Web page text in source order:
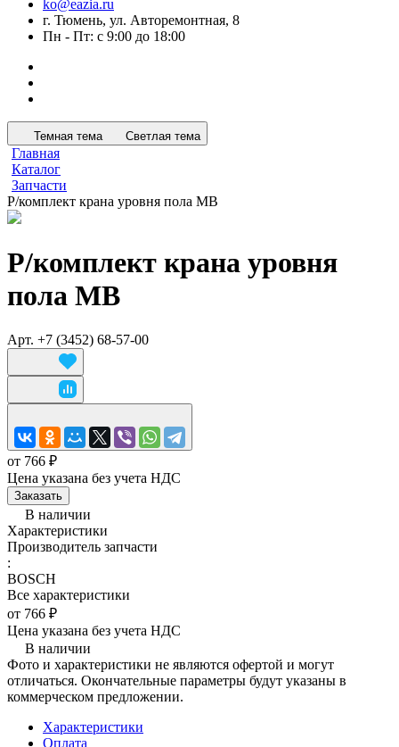
ko@eazia.ru
г. Тюмень, ул. Авторемонтная, 8
Пн - Пт: с 9:00 до 18:00
Темная тема Светлая тема
Главная
Каталог
Запчасти
Р/комплект крана уровня пола МВ
Р/комплект крана уровня
пола МВ
Арт. +7 (3452) 68-57-00
от 766 ₽
Цена указана без учета НДС
Заказать
В наличии
Характеристики
Производитель запчасти
:
BOSCH
Все характеристики
от 766 ₽
Цена указана без учета НДС
В наличии
Фото и характеристики не являются офертой и могут
отличаться. Окончательные параметры будут указаны в
коммерческом предложении.
Характеристики
Оплата